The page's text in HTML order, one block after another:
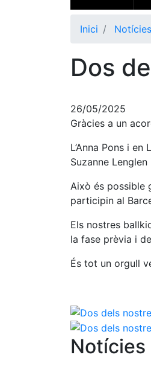
Inici Notícies
Dos
26/05/2025
Gràcies a un
L’Anna Pons i
Suzanne
Això és possible
participin al
Els nostres
la fase prèvia i
És tot un orgull
Notícies